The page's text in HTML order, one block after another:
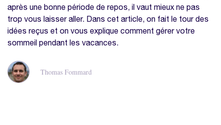
après une bonne période de repos, il vaut mieux ne pas
trop vous laisser aller. Dans cet article, on fait le tour des
idées reçus et on vous explique comment gérer votre
sommeil pendant les vacances.
Thomas Fommard